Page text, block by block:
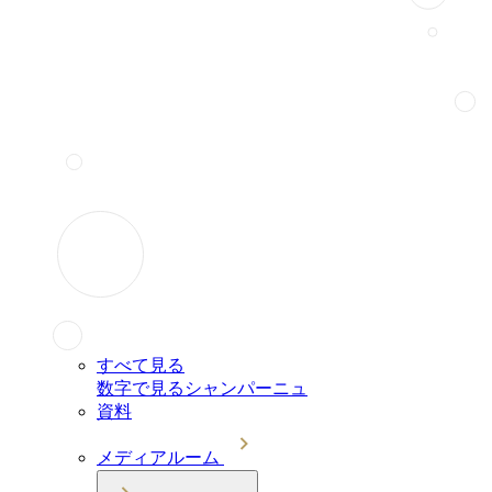
すべて見る
数字で見るシャンパーニュ
資料
メディアルーム